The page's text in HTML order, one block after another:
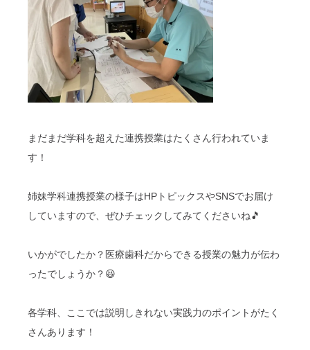
まだまだ学科を超えた連携授業はたくさん行われていま
す！
姉妹学科連携授業の様子はHPトピックスやSNSでお届け
していますので、ぜひチェックしてみてくださいね🎵
いかがでしたか？医療歯科だからできる授業の魅力が伝わ
ったでしょうか？😆
各学科、ここでは説明しきれない実践力のポイントがたく
さんあります！